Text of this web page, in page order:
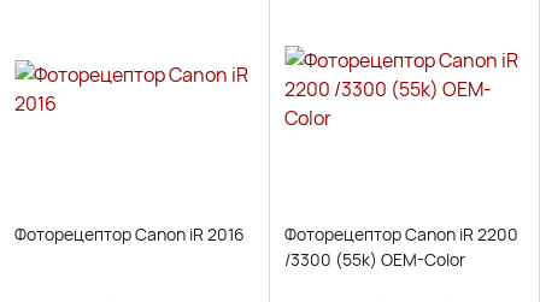
Фоторецептор Canon iR 2016
Фоторецептор Canon iR 2200
/3300 (55k) OEM-Color